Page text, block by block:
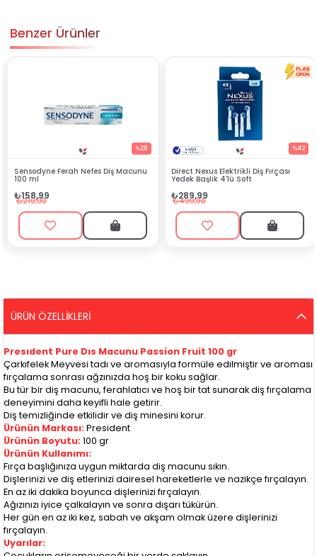
Benzer Ürünler
Diş Macunu
%42
Direct Nexus Elektrikli Diş Fırçası
Yedek Başlık 4'lü Soft
Direct NEXUS Ağız
Set
ÜRÜN ÖZELLIKLERI
Presıdent Pure Dıs Macunu Passion Fruit 100 gr
Çarkıfelek Meyvesi tadı ve aromasıyla formüle edilmiştir ve aroması
fırçalama sonrası ağzınızda hoş bir koku sağlar.
Bu tür bir diş macunu, ferahlatıcı ve hoş bir tat sunarak diş fırçalama
deneyimini daha keyifli hale getirir.
Diş temizliğinde etkilidir ve diş minesini korur.
Ürünün Markası: President
Ürünün Boyutu:100 gr
Ürünün Kullanımı:
Fırça başlığınıza uygun miktarda diş macunu sıkın.
Dişlerinizi ve diş etlerinizi dairesel hareketlerle ve nazikçe fırçalayın.
En az iki dakika boyunca dişlerinizi fırçalayın.
Ağızınızı iyice çalkalayın ve sonra dışarı tükürün.
Her gün en az iki kez, sabah ve akşam olmak üzere dişlerinizi
fırçalayın.
Uyarılar: